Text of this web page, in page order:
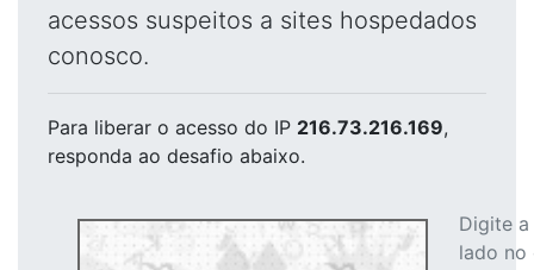
acessos suspeitos a sites hospedados
conosco.
Para liberar o acesso do IP 216.73.216.169,
responda ao desafio abaixo.
Digite
lado no